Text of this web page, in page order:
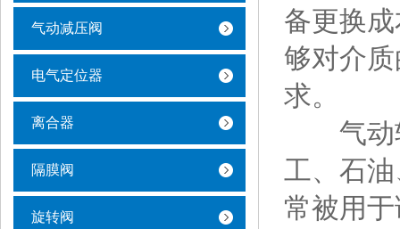
备更换
够对介
求。
气动软
工、石
常被用
气动减压阀
电气定位器
离合器
隔膜阀
旋转阀